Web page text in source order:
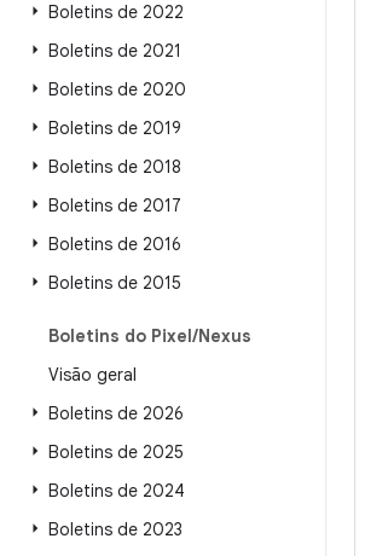
Boletins de 2022
Boletins de 2021
Boletins de 2020
Boletins de 2019
Boletins de 2018
Boletins de 2017
Boletins de 2016
Boletins de 2015
Boletins do Pixel/Nexus
Visão geral
Boletins de 2026
Boletins de 2025
Boletins de 2024
Boletins de 2023